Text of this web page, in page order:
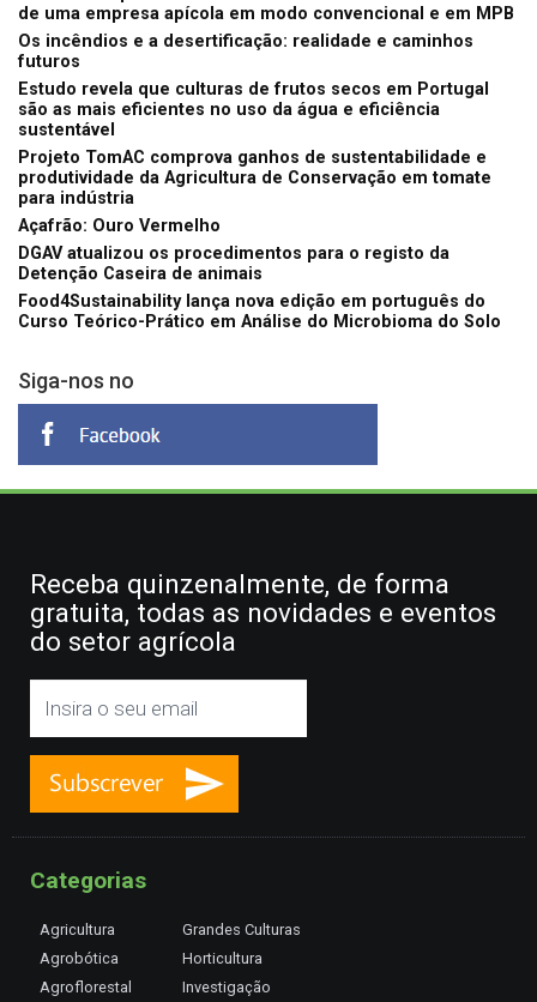
de uma empresa apícola em modo convencional e em MPB
Os incêndios e a desertificação: realidade e caminhos
futuros
Estudo revela que culturas de frutos secos em Portugal
são as mais eficientes no uso da água e eficiência
sustentável
Projeto TomAC comprova ganhos de sustentabilidade e
produtividade da Agricultura de Conservação em tomate
para indústria
Açafrão: Ouro Vermelho
DGAV atualizou os procedimentos para o registo da
Detenção Caseira de animais
Food4Sustainability lança nova edição em português do
Curso Teórico-Prático em Análise do Microbioma do Solo
Siga-nos no
Receba quinzenalmente, de forma
gratuita, todas as novidades e eventos
do setor agrícola
Categorias
Agricultura
Agrobótica
Agroflorestal
Grandes Culturas
Horticultura
Investigação